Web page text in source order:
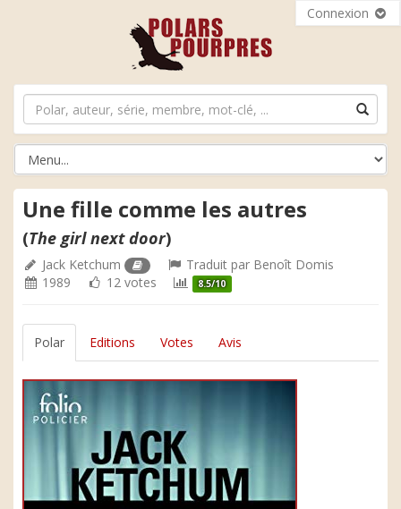
Connexion
Une fille comme les autres
(The girl next door)
Jack Ketchum Traduit par Benoît Domis
1989
12 votes 8.5/10
Polar Editions Votes Avis